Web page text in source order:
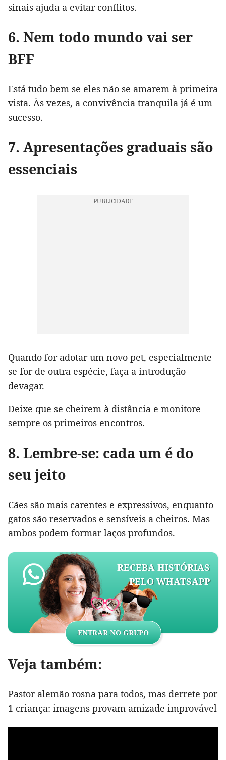
sinais ajuda a evitar conflitos.
6. Nem todo mundo vai ser
BFF
Está tudo bem se eles não se amarem à primeira
vista. Às vezes, a convivência tranquila já é um
sucesso.
7. Apresentações graduais são
essenciais
Quando for adotar um novo pet, especialmente
se for de outra espécie, faça a introdução
devagar.
Deixe que se cheirem à distância e monitore
sempre os primeiros encontros.
8. Lembre-se: cada um é do
seu jeito
Cães são mais carentes e expressivos, enquanto
gatos são reservados e sensíveis a cheiros. Mas
ambos podem formar laços profundos.
RECEBA HISTÓRIAS
PELO WHATSAPP
ENTRAR NO GRUPO
Veja também:
Pastor alemão rosna para todos, mas derrete por
1 criança: imagens provam amizade improvável